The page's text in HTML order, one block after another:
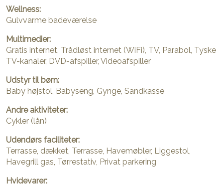
Wellness:
Gulvvarme badeværelse
Multimedier:
Gratis internet, Trådløst internet (WiFi), TV, Parabol, Tyske
TV-kanaler, DVD-afspiller, Videoafspiller
Udstyr til børn:
Baby højstol, Babyseng, Gynge, Sandkasse
Andre aktiviteter:
Cykler (lån)
Udendørs faciliteter:
Terrasse, dækket, Terrasse, Havemøbler, Liggestol,
Havegrill gas, Tørrestativ, Privat parkering
Hvidevarer: